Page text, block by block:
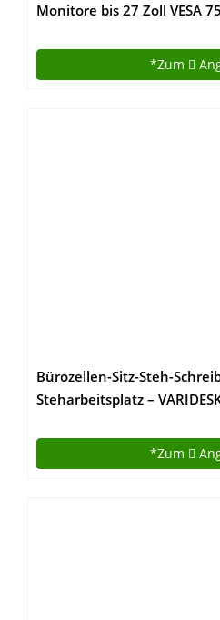
Monitore bis 27 Zoll VESA
*Zum
Bürozellen-Sitz-Steh-
Steharbeitsplatz –
*Zum